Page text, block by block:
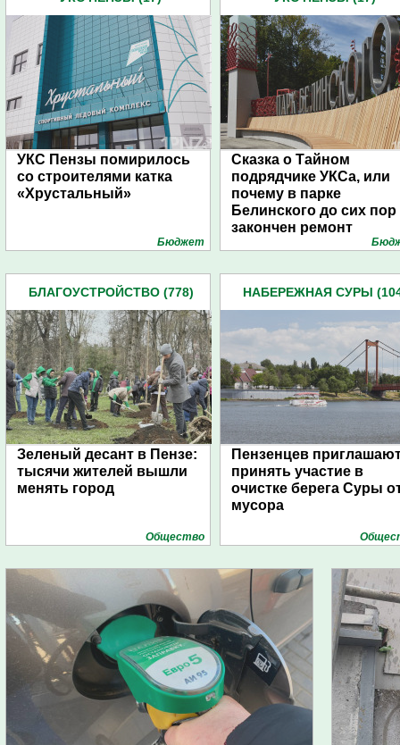
УКС Пензы помирилось
со строителями катка
«Хрустальный»
Бюджет
Сказка о Тайном
подрядчике УКСа, или
почему в парке
Белинского до сих пор
закончен ремонт
БЛАГОУСТРОЙСТВО (778)
Зеленый десант в Пензе:
тысячи жителей вышли
менять город
Общество
НАБЕРЕЖНАЯ СУРЫ
Пензенцев
принять участие в
очистке берега Суры
мусора